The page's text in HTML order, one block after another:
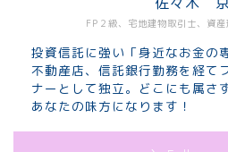
FP２級、宅地建物取引士、資
投資信託に強い「身近なお金の
不動産店、信託銀行勤務を経て
ナーとして独立。どこにも属さ
あなたの味方になります！